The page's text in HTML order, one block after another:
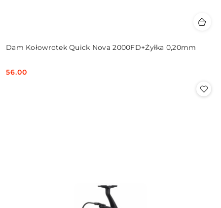
Dam Kołowrotek Quick Nova 2000FD+Żyłka 0,20mm
Cena:
56.00